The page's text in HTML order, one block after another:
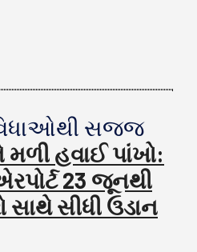
સજ્જ
મળી હવાઈ પાંખો:
23 જૂનથી
સાથે સીધી ઉડાન